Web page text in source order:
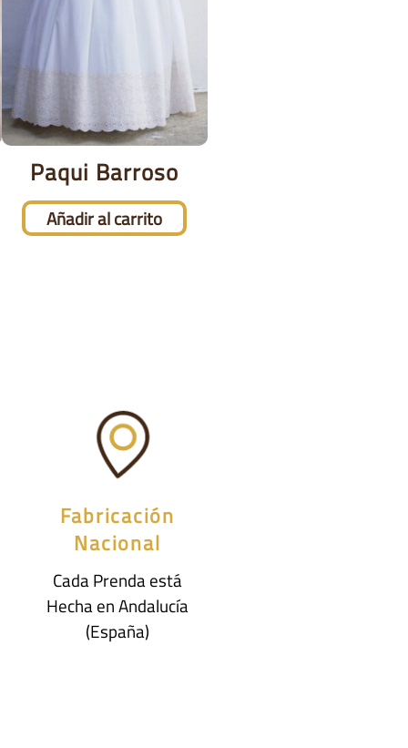
Paqui Barroso
Añadir al carrito
Fabricación
Nacional
Cada Prenda está
Hecha en Andalucía
(España)